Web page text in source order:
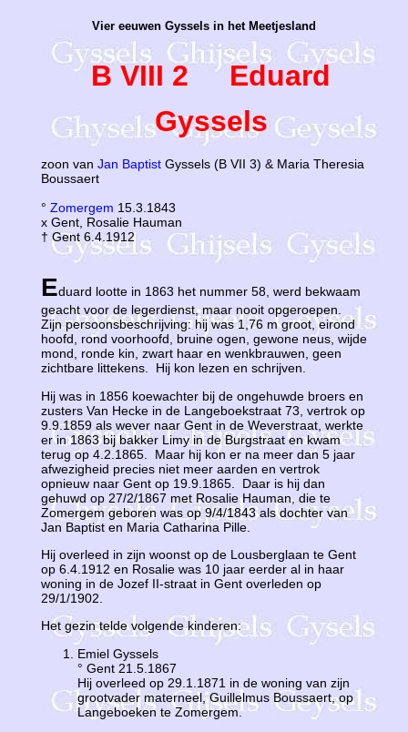
Vier eeuwen Gyssels in het Meetjesland
B VIII 2 Eduard
Gyssels
zoon van Jan BaptistGyssels (B VII 3) & Maria Theresia
Boussaert
° Zomergem 15.3.1843
x Gent, Rosalie Hauman
† Gent 6.4.1912
Eduard lootte in 1863 het nummer 58, werd bekwaam
geacht voor de legerdienst, maar nooit opgeroepen.
Zijn persoonsbeschrijving: hij was 1,76 m groot, eirond
hoofd, rond voorhoofd, bruine ogen, gewone neus, wijde
mond, ronde kin, zwart haar en wenkbrauwen, geen
zichtbare littekens. Hij kon lezen en schrijven.
Hij was in 1856 koewachter bij de ongehuwde broers en
zusters Van Hecke in de Langeboekstraat 73, vertrok op
9.9.1859 als wever naar Gent in de Weverstraat, werkte
er in 1863 bij bakker Limy in de Burgstraat en kwam
terug op 4.2.1865. Maar hij kon er na meer dan 5 jaar
afwezigheid precies niet meer aarden en vertrok
opnieuw naar Gent op 19.9.1865. Daar is hij dan
gehuwd op 27/2/1867 met Rosalie Hauman, die te
Zomergem geboren was op 9/4/1843 als dochter van
Jan Baptist en Maria Catharina Pille.
Hij overleed in zijn woonst op de Lousberglaan te Gent
op 6.4.1912 en Rosalie was 10 jaar eerder al in haar
woning in de Jozef II-straat in Gent overleden op
29/1/1902.
Het gezin telde volgende kinderen:
Emiel Gyssels
° Gent 21.5.1867
Hij overleed op 29.1.1871 in de woning van zijn
grootvader materneel, Guillelmus Boussaert, op
Langeboeken te Zomergem.